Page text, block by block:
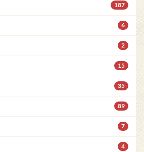
187
6
2
15
35
89
7
4